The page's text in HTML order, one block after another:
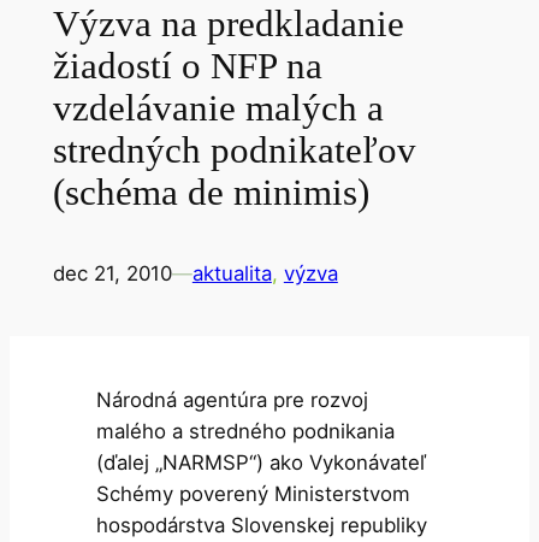
Výzva na predkladanie
žiadostí o NFP na
vzdelávanie malých a
stredných podnikateľov
(schéma de minimis)
dec 21, 2010—aktualita, výzva
Národná agentúra pre rozvoj
malého a stredného podnikania
(ďalej „NARMSP“) ako Vykonávateľ
Schémy poverený Ministerstvom
hospodárstva Slovenskej republiky